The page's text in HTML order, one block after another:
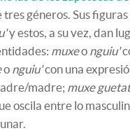
tres géneros. Sus
y estos, a su vez, dan
muxeo nguiu'
o nguiu'con una
madre; muxe
oscila entre lo